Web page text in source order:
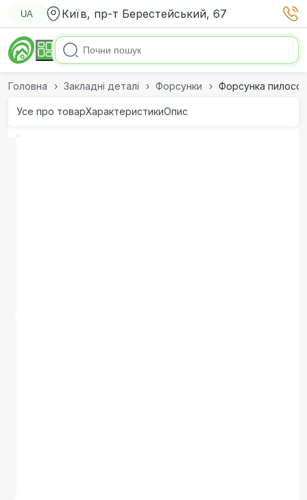
UA Київ, пр-т Берестейський, 67
Головна Закладні деталі Форсунки Форсунка
Усе про товарХарактеристикиОпис